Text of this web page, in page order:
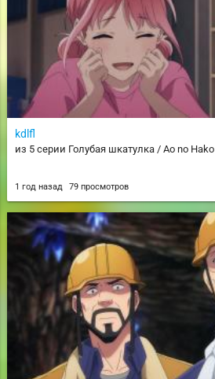
kdlfl
из 5 серии Голубая шкатулка / Ao no Hako
1 год назад 79 просмотров